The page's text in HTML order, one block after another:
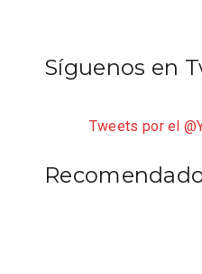
Síguenos en
Tweets por el